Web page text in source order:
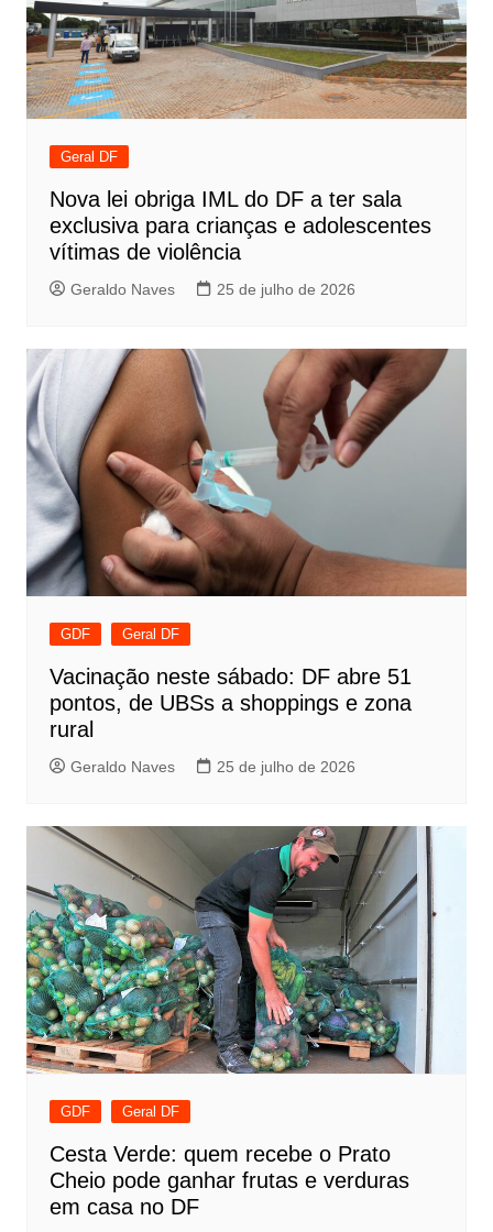
Geral DF
Nova lei obriga IML do DF a ter sala
exclusiva para crianças e adolescentes
vítimas de violência
Geraldo Naves 25 de julho de 2026
GDF Geral DF
Vacinação neste sábado: DF abre 51
pontos, de UBSs a shoppings e zona
rural
Geraldo Naves 25 de julho de 2026
GDF Geral DF
Cesta Verde: quem recebe o Prato
Cheio pode ganhar frutas e verduras
em casa no DF